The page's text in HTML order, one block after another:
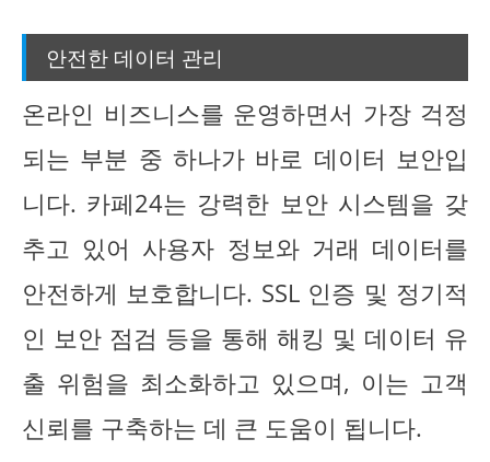
안전한 데이터 관리
온라인 비즈니스를 운영하면서 가장 걱정
되는 부분 중 하나가 바로 데이터 보안입
니다. 카페24는 강력한 보안 시스템을 갖
추고 있어 사용자 정보와 거래 데이터를
안전하게 보호합니다. SSL 인증 및 정기적
인 보안 점검 등을 통해 해킹 및 데이터 유
출 위험을 최소화하고 있으며, 이는 고객
신뢰를 구축하는 데 큰 도움이 됩니다.